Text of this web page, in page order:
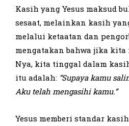
Kasih yang Yesus maksud
sesaat, melainkan kasih
melalui ketaatan dan
mengatakan bahwa jika
Nya, kita tinggal dalam
itu adalah: “Supaya kamu
Aku telah mengasihi kamu.”
Yesus memberi standar